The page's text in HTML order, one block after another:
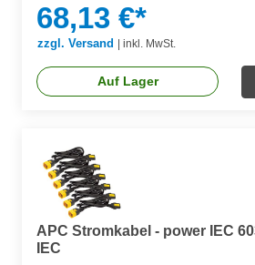
68,13 €*
zzgl. Versand inkl. MwSt.
Auf Lager
APC Stromkabel - power IEC
IEC